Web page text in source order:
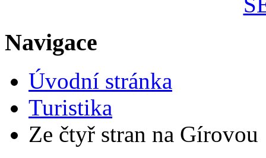
Navigace
Úvodní stránka
Turistika
Ze čtyř stran na Gírovou